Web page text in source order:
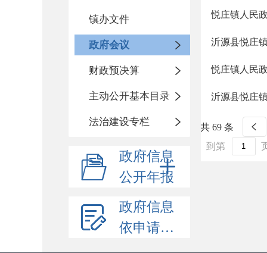
镇办文件
政府会议
财政预决算
主动公开基本目录
法治建设专栏
政府信息
公开年报
政府信息
依申请公开
悦庄镇人民
沂源县悦庄
悦庄镇人民
沂源县悦庄
共 69 条
到第